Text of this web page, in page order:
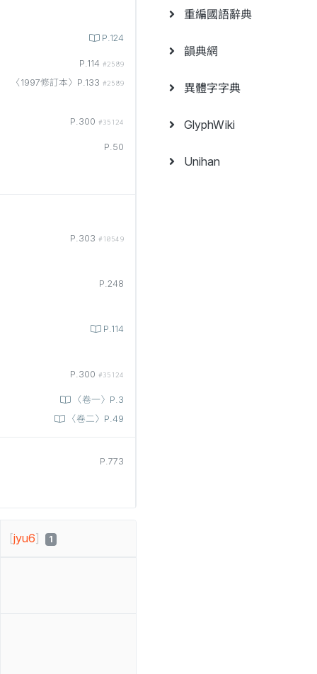
P.124
P.114 #2589
〈1997修訂本〉P.133 #2589
P.300 #35124
P.50
P.303 #10549
P.248
P.114
P.300 #35124
〈卷一〉P.3
〈卷二〉P.49
P.773
[jyu6] 1
重編國語辭典
韻典網
異體字字典
GlyphWiki
Unihan